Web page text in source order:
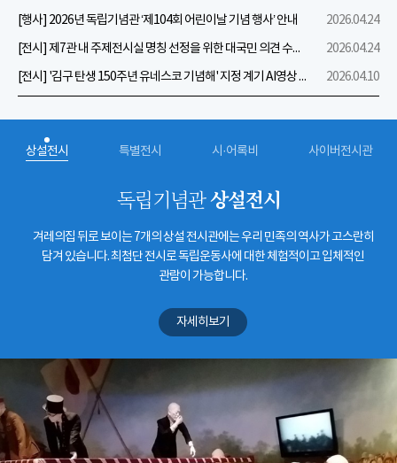
[행사] 2026년 독립기념관 ‘제104회 어린이날 기념 행사’ 안내
2026.04.24
[전시] 제7관 내 주제전시실 명칭 선정을 위한 대국민 의견 수렴 실시
2026.04.24
[전시] '김구 탄생 150주년 유네스코 기념해' 지정 계기 AI영상 국민공모 개최 안내
2026.04.10
상설전시 특별전시 시·어록비 사이버전시관
독립기념관상설전시
겨레의집 뒤로 보이는 7개의 상설 전시관에는 우리 민족의 역사가 고스란히
담겨 있습니다. 최첨단 전시로 독립운동사에 대한 체험적이고 입체적인
관람이 가능합니다.
자세히보기